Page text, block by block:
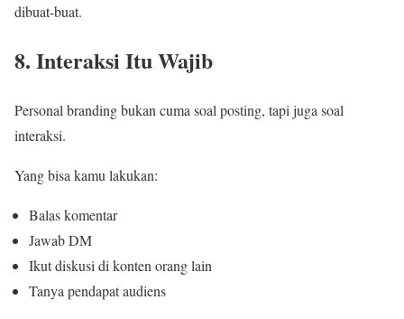
dibuat-buat.
8. Interaksi Itu Wajib
Personal branding bukan cuma soal posting, tapi juga soal
interaksi.
Yang bisa kamu lakukan:
Balas komentar
Jawab DM
Ikut diskusi di konten orang lain
Tanya pendapat audiens